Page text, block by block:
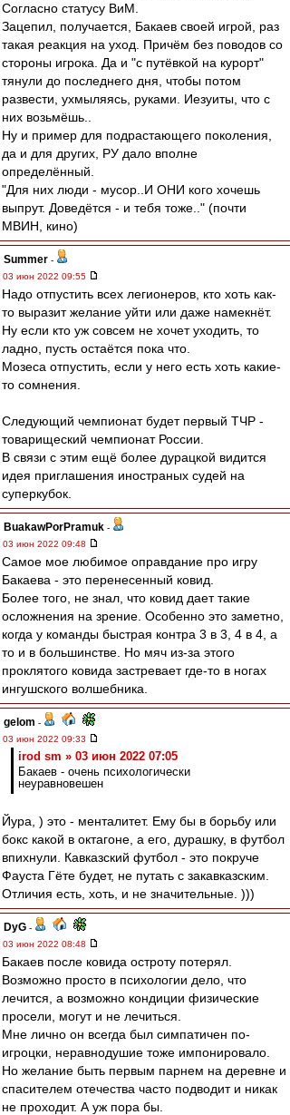
Согласно статусу ВиМ.
Зацепил, получается, Бакаев своей игрой, раз
такая реакция на уход. Причём без поводов со
стороны игрока. Да и "с путёвкой на курорт"
тянули до последнего дня, чтобы потом
развести, ухмыляясь, руками. Иезуиты, что с
них возьмёшь..
Ну и пример для подрастающего поколения,
да и для других, РУ дало вполне
определённый.
"Для них люди - мусор..И ОНИ кого хочешь
выпрут. Доведётся - и тебя тоже.." (почти
МВИН, кино)
Summer -
03 июн 2022 09:55
Надо отпустить всех легионеров, кто хоть как-
то выразит желание уйти или даже намекнёт.
Ну если кто уж совсем не хочет уходить, то
ладно, пусть остаётся пока что.
Мозеса отпустить, если у него есть хоть какие-
то сомнения.
Следующий чемпионат будет первый ТЧР -
товарищеский чемпионат России.
В связи с этим ещё более дурацкой видится
идея приглашения иностраных судей на
суперкубок.
BuakawPorPramuk -
03 июн 2022 09:48
Самое мое любимое оправдание про игру
Бакаева - это перенесенный ковид.
Более того, не знал, что ковид дает такие
осложнения на зрение. Особенно это заметно,
когда у команды быстрая контра 3 в 3, 4 в 4, а
то и в большинстве. Но мяч из-за этого
проклятого ковида застревает где-то в ногах
ингушского волшебника.
gelom -
03 июн 2022 09:33
irod sm » 03 июн 2022 07:05
Бакаев - очень психологически
неуравновешен
Йура, ) это - менталитет. Ему бы в борьбу или
бокс какой в октагоне, а его, дурашку, в футбол
впихнули. Кавказский футбол - это покруче
Фауста Гёте будет, не путать с закавказским.
Отличия есть, хоть, и не значительные. )))
DyG -
03 июн 2022 08:48
Бакаев после ковида остроту потерял.
Возможно просто в психологии дело, что
лечится, а возможно кондиции физические
просели, могут и не лечиться.
Мне лично он всегда был симпатичен по-
игроцки, неравнодушие тоже импонировало.
Но желание быть первым парнем на деревне и
спасителем отечества часто подводит и никак
не проходит. А уж пора бы.